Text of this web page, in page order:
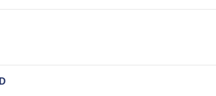
D